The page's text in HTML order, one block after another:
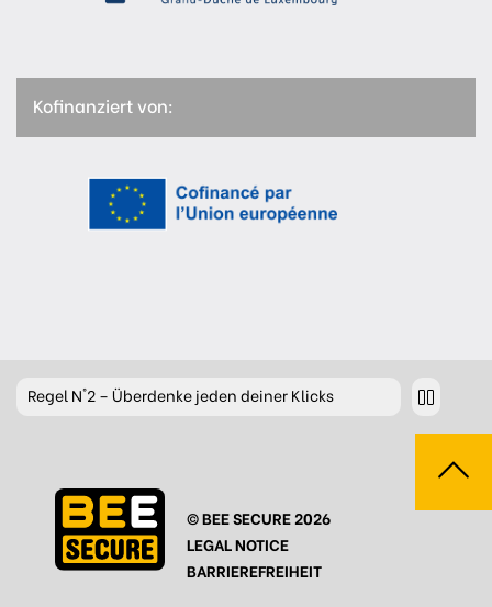
Kofinanziert von:
Regel N°2 – Überdenke jeden deiner Klicks
RegelN°5 – Schütze dich vor Hackern/Malware
RegelN°6 – Glaub nicht alles im Internet
© BEE SECURE 2026
LEGAL NOTICE
BARRIEREFREIHEIT